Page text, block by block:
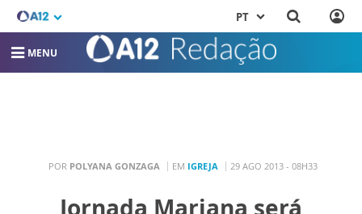
PT
MENU
POR POLYANA GONZAGA EM IGREJA 29 AGO 2013 - 08H33
Jornada Mariana será